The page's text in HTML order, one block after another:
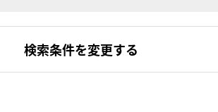
検索条件を変更する